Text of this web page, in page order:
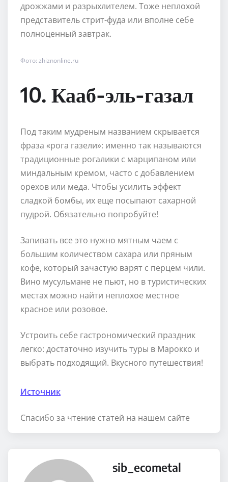
дрожжами и разрыхлителем. Тоже неплохой
представитель стрит-фуда или вполне себе
полноценный завтрак.
Фото: zhiznonline.ru
10. Кааб-эль-газал
Под таким мудреным названием скрывается
фраза «рога газели»: именно так называются
традиционные рогалики с марципаном или
миндальным кремом, часто с добавлением
орехов или меда. Чтобы усилить эффект
сладкой бомбы, их еще посыпают сахарной
пудрой. Обязательно попробуйте!
Запивать все это нужно мятным чаем с
большим количеством сахара или пряным
кофе, который зачастую варят с перцем чили.
Вино мусульмане не пьют, но в туристических
местах можно найти неплохое местное
красное или розовое.
Устроить себе гастрономический праздник
легко: достаточно изучить туры в Марокко и
выбрать подходящий. Вкусного путешествия!
Источник
Спасибо за чтение статей на нашем сайте
sib_ecometal